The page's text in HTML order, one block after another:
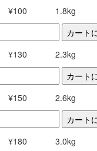
¥100
1.8kg
¥130
2.3kg
¥150
2.6kg
¥180
3.0kg